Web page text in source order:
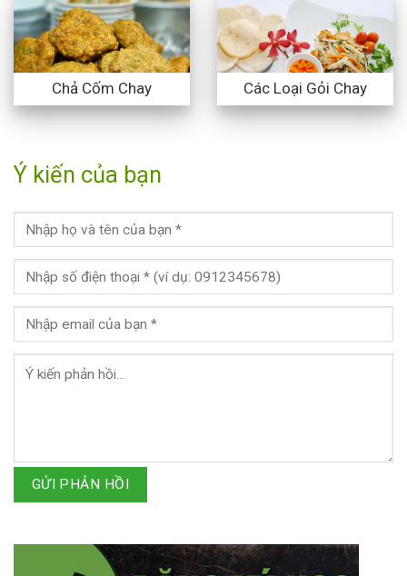
Chả Cốm Chay Các Loại Gỏi Chay
Ý kiến của bạn
GỬI PHẢN HỒI